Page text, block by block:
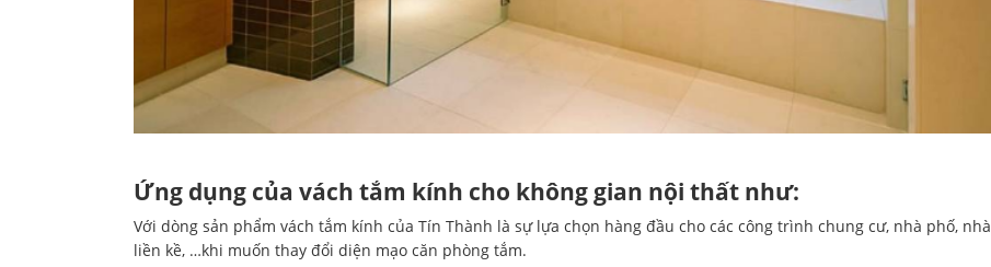
Ứng dụng của vách tắm kính cho không gian nội thất như:
Với dòng sản phẩm vách tắm kính của Tín Thành là sự lựa chọn hàng đầu cho các công trình chung cư, nhà phố, nhà
liền kề, …khi muốn thay đổi diện mạo căn phòng tắm.